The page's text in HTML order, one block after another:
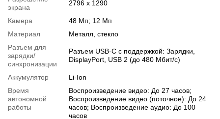
экрана
2796 x 1290
Камера
48 Мп; 12 Мп
Материал
Металл, стекло
Разъем для
зарядки/
синхронизации
Разъем USB-C с поддержкой: Зарядки,
DisplayPort, USB 2 (до 480 Мбит/с)
Аккумулятор
Li-Ion
Время
автономной
работы
Воспроизведение видео: До 27 часов;
Воспроизведение видео (поточное): До 24
часов; Воспроизведение аудио: До 100
часов